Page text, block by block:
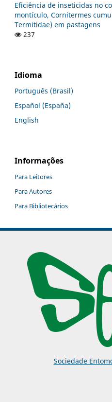
Eficiência de inseticidas no
montículo, Cornitermes
Termitidae) em pastagens
237
Idioma
Português (Brasil)
Español (España)
English
Informações
Para Leitores
Para Autores
Para Bibliotecários
Sociedade